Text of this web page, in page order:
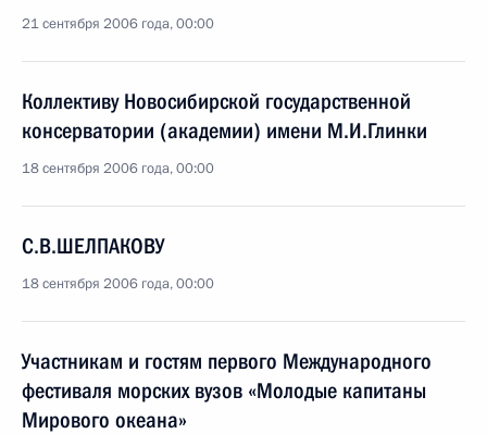
21 сентября 2006 года, 00:00
Коллективу Новосибирской государственной
консерватории (академии) имени М.И.Глинки
18 сентября 2006 года, 00:00
С.В.ШЕЛПАКОВУ
18 сентября 2006 года, 00:00
Участникам и гостям первого Международного
фестиваля морских вузов «Молодые капитаны
Мирового океана»